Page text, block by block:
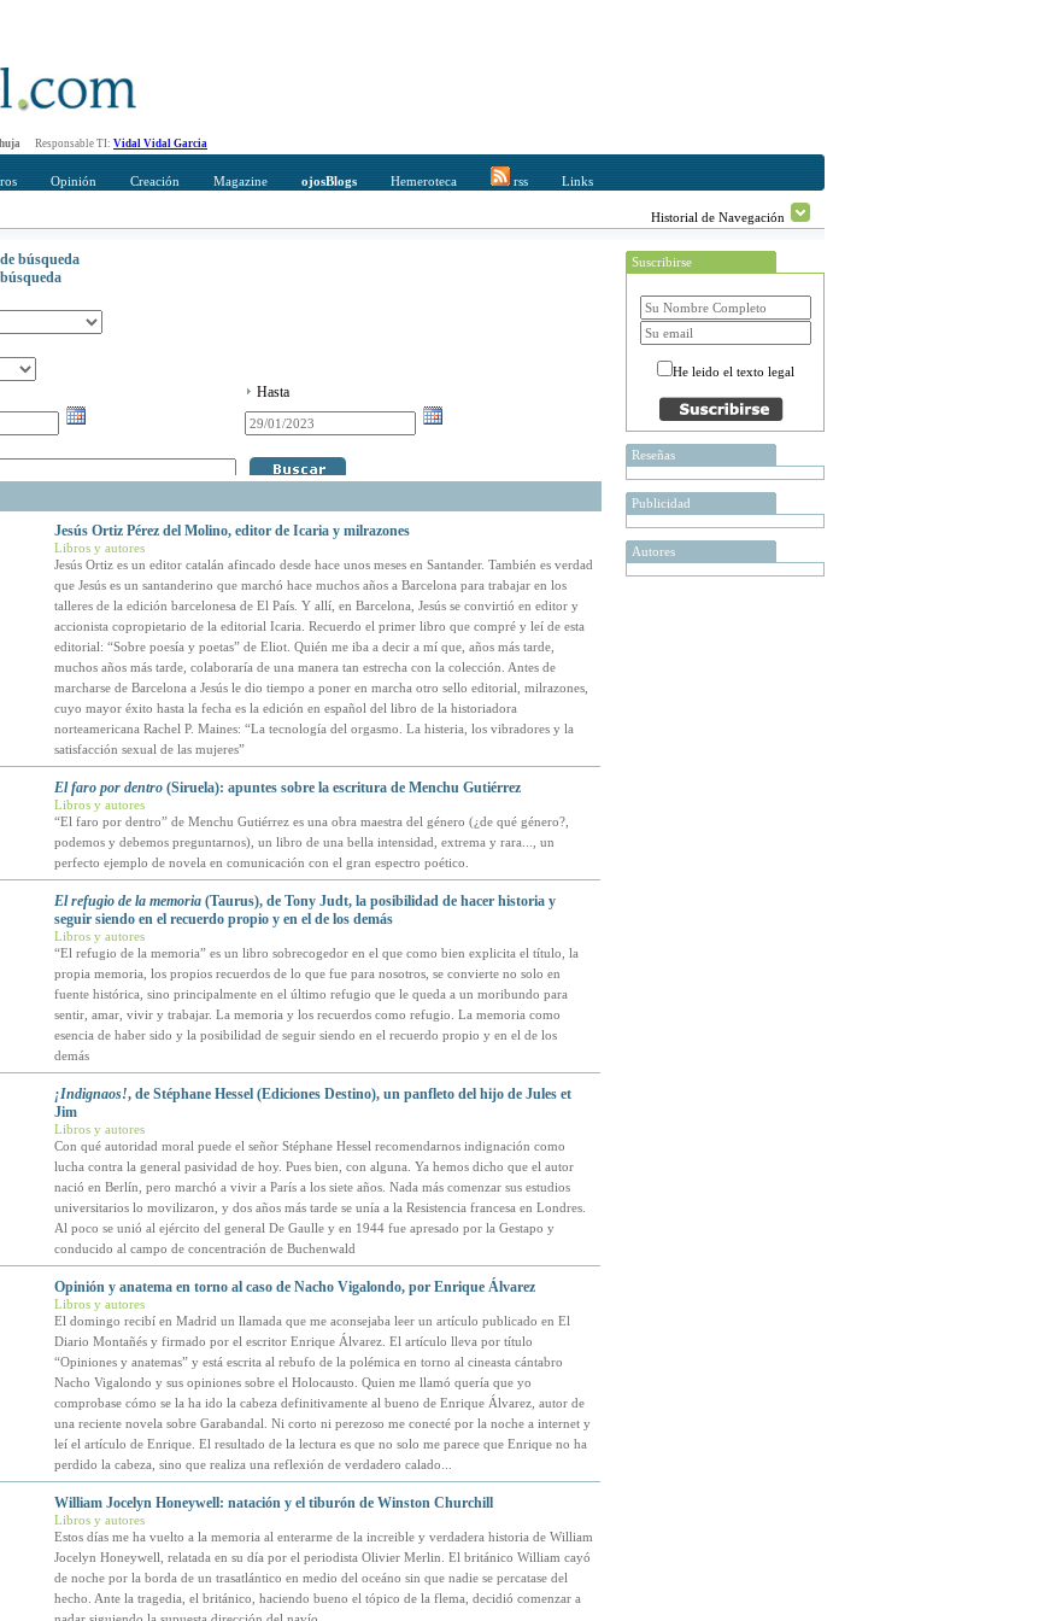
Responsable TI: Vidal Vidal Garcia
Opinión Creación Magazine ojosBlogs Hemeroteca rss Links
Historial de Navegación
búsqueda
Hasta
Jesús Ortiz Pérez del Molino, editor de Icaria y milrazones
Libros y autores
Jesús Ortiz es un editor catalán afincado desde hace unos meses en Santander. También es verdad
que Jesús es un santanderino que marchó hace muchos años a Barcelona para trabajar en los
talleres de la edición barcelonesa de El País. Y allí, en Barcelona, Jesús se convirtió en editor y
accionista copropietario de la editorial Icaria. Recuerdo el primer libro que compré y leí de esta
editorial: “Sobre poesía y poetas” de Eliot. Quién me iba a decir a mí que, años más tarde,
muchos años más tarde, colaboraría de una manera tan estrecha con la colección. Antes de
marcharse de Barcelona a Jesús le dio tiempo a poner en marcha otro sello editorial, milrazones,
cuyo mayor éxito hasta la fecha es la edición en español del libro de la historiadora
norteamericana Rachel P. Maines: “La tecnología del orgasmo. La histeria, los vibradores y la
satisfacción sexual de las mujeres”
El faro por dentro(Siruela): apuntes sobre la escritura de Menchu Gutiérrez
Libros y autores
“El faro por dentro” de Menchu Gutiérrez es una obra maestra del género (¿de qué género?,
podemos y debemos preguntarnos), un libro de una bella intensidad, extrema y rara..., un
perfecto ejemplo de novela en comunicación con el gran espectro poético.
El refugio de la memoria(Taurus), de Tony Judt, la posibilidad de hacer historia y
seguir siendo en el recuerdo propio y en el de los demás
Libros y autores
“El refugio de la memoria” es un libro sobrecogedor en el que como bien explicita el título, la
propia memoria, los propios recuerdos de lo que fue para nosotros, se convierte no solo en
fuente histórica, sino principalmente en el último refugio que le queda a un moribundo para
sentir, amar, vivir y trabajar. La memoria y los recuerdos como refugio. La memoria como
esencia de haber sido y la posibilidad de seguir siendo en el recuerdo propio y en el de los
demás
¡Indignaos!, de Stéphane Hessel (Ediciones Destino), un panfleto del hijo de Jules et
Jim
Libros y autores
Con qué autoridad moral puede el señor Stéphane Hessel recomendarnos indignación como
lucha contra la general pasividad de hoy. Pues bien, con alguna. Ya hemos dicho que el autor
nació en Berlín, pero marchó a vivir a París a los siete años. Nada más comenzar sus estudios
universitarios lo movilizaron, y dos años más tarde se unía a la Resistencia francesa en Londres.
Al poco se unió al ejército del general De Gaulle y en 1944 fue apresado por la Gestapo y
conducido al campo de concentración de Buchenwald
Opinión y anatema en torno al caso de Nacho Vigalondo, por Enrique Álvarez
Libros y autores
El domingo recibí en Madrid un llamada que me aconsejaba leer un artículo publicado en El
Diario Montañés y firmado por el escritor Enrique Álvarez. El artículo lleva por título
“Opiniones y anatemas” y está escrita al rebufo de la polémica en torno al cineasta cántabro
Nacho Vigalondo y sus opiniones sobre el Holocausto. Quien me llamó quería que yo
comprobase cómo se la ha ido la cabeza definitivamente al bueno de Enrique Álvarez, autor de
una reciente novela sobre Garabandal. Ni corto ni perezoso me conecté por la noche a internet y
leí el artículo de Enrique. El resultado de la lectura es que no solo me parece que Enrique no ha
perdido la cabeza, sino que realiza una reflexión de verdadero calado...
William Jocelyn Honeywell: natación y el tiburón de Winston Churchill
Libros y autores
Estos días me ha vuelto a la memoria al enterarme de la increible y verdadera historia de William
Jocelyn Honeywell, relatada en su día por el periodista Olivier Merlin. El británico William cayó
de noche por la borda de un trasatlántico en medio del oceáno sin que nadie se percatase del
hecho. Ante la tragedia, el británico, haciendo bueno el tópico de la flema, decidió comenzar a
Suscribirse
He leido el texto legal
Reseñas
Publicidad
Autores